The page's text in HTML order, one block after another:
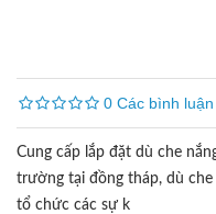
0 Các bình luận
Cung cấp lắp đặt dù che
trường tại đồng tháp, dù
tổ chức các sự k